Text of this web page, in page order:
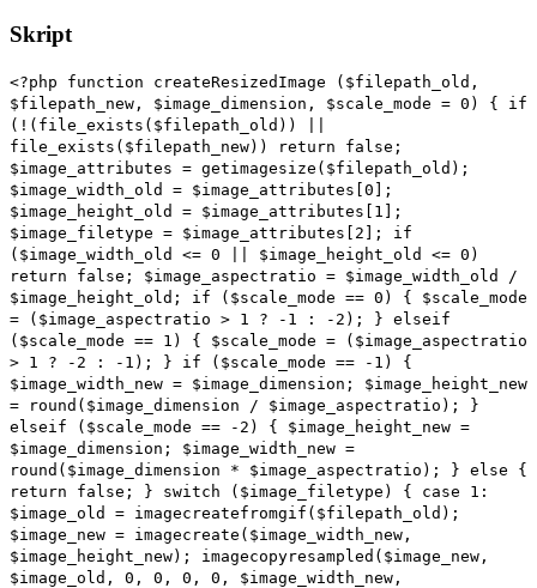
Skript
<?php function createResizedImage ($filepath_old,
$filepath_new, $image_dimension, $scale_mode = 0) { if
(!(file_exists($filepath_old)) ||
file_exists($filepath_new)) return false;
$image_attributes = getimagesize($filepath_old);
$image_width_old = $image_attributes[0];
$image_height_old = $image_attributes[1];
$image_filetype = $image_attributes[2]; if
($image_width_old <= 0 || $image_height_old <= 0)
return false; $image_aspectratio = $image_width_old /
$image_height_old; if ($scale_mode == 0) { $scale_mode
= ($image_aspectratio > 1 ? -1 : -2); } elseif
($scale_mode == 1) { $scale_mode = ($image_aspectratio
> 1 ? -2 : -1); } if ($scale_mode == -1) {
$image_width_new = $image_dimension; $image_height_new
= round($image_dimension / $image_aspectratio); }
elseif ($scale_mode == -2) { $image_height_new =
$image_dimension; $image_width_new =
round($image_dimension * $image_aspectratio); } else {
return false; } switch ($image_filetype) { case 1:
$image_old = imagecreatefromgif($filepath_old);
$image_new = imagecreate($image_width_new,
$image_height_new); imagecopyresampled($image_new,
$image_old, 0, 0, 0, 0, $image_width_new,